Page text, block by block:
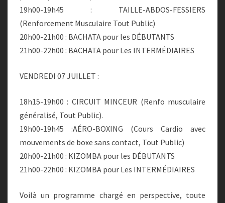
19h00-19h45 : TAILLE-ABDOS-FESSIERS
(Renforcement Musculaire Tout Public)
20h00-21h00 : BACHATA pour les DÉBUTANTS
21h00-22h00 : BACHATA pour Les INTERMÉDIAIRES
VENDREDI 07 JUILLET :
18h15-19h00 : CIRCUIT MINCEUR (Renfo musculaire
généralisé, Tout Public).
19h00-19h45 :AÉRO-BOXING (Cours Cardio avec
mouvements de boxe sans contact, Tout Public)
20h00-21h00 : KIZOMBA pour les DÉBUTANTS
21h00-22h00 : KIZOMBA pour Les INTERMÉDIAIRES
Voilà un programme chargé en perspective, toute